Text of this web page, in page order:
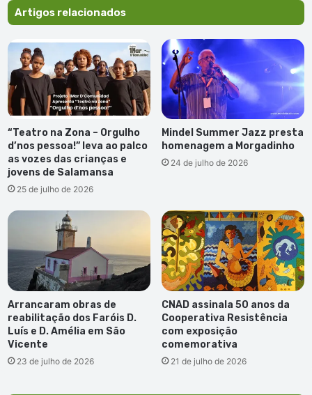
do
Carnaval
Artigos relacionados
“Teatro na Zona – Orgulho
d’nos pessoa!” leva ao palco
as vozes das crianças e
jovens de Salamansa
25 de julho de 2026
Mindel Summer Jazz presta
homenagem a Morgadinho
24 de julho de 2026
Arrancaram obras de
reabilitação dos Faróis D.
Luís e D. Amélia em São
Vicente
23 de julho de 2026
CNAD assinala 50 anos da
Cooperativa Resistência
com exposição
comemorativa
21 de julho de 2026